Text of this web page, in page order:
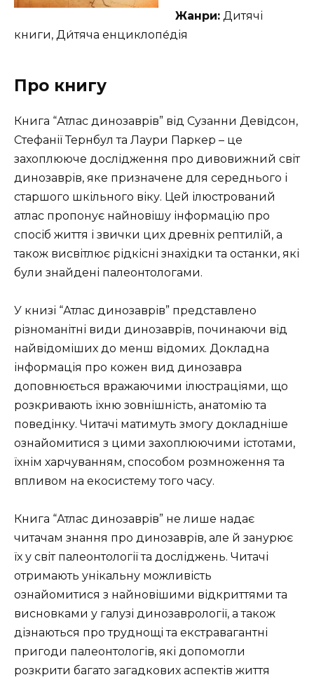
Жанри: Дитячі
книги, Ди́тяча енциклопе́дія
Про книгу
Книга “Атлас динозаврів” від Сузанни Девідсон,
Стефанії Тернбул та Лаури Паркер – це
захоплююче дослідження про дивовижний світ
динозаврів, яке призначене для середнього і
старшого шкільного віку. Цей ілюстрований
атлас пропонує найновішу інформацію про
спосіб життя і звички цих древніх рептилій, а
також висвітлює рідкісні знахідки та останки, які
були знайдені палеонтологами.
У книзі “Атлас динозаврів” представлено
різноманітні види динозаврів, починаючи від
найвідоміших до менш відомих. Докладна
інформація про кожен вид динозавра
доповнюється вражаючими ілюстраціями, що
розкривають їхню зовнішність, анатомію та
поведінку. Читачі матимуть змогу докладніше
ознайомитися з цими захоплюючими істотами,
їхнім харчуванням, способом розмноження та
впливом на екосистему того часу.
Книга “Атлас динозаврів” не лише надає
читачам знання про динозаврів, але й занурює
їх у світ палеонтології та досліджень. Читачі
отримають унікальну можливість
ознайомитися з найновішими відкриттями та
висновками у галузі динозаврології, а також
дізнаються про труднощі та екстравагантні
пригоди палеонтологів, які допомогли
розкрити багато загадкових аспектів життя